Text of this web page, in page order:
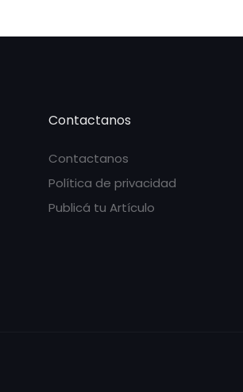
Contactanos
Contactanos
Política de privacidad
Publicá tu Artículo